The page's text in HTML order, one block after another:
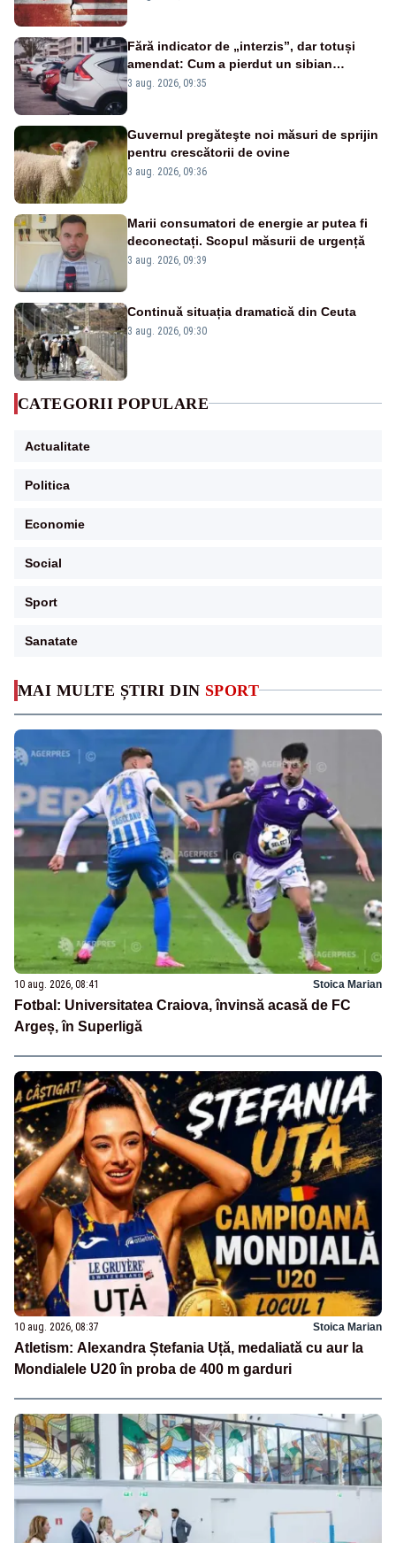
MAI MULTE ȘTIRI DIN SPORT
10 aug. 2026, 08:41 Stoica Marian
Fotbal: Universitatea Craiova, învinsă acasă de FC
Argeș, în Superligă
10 aug. 2026, 08:37 Stoica Marian
Atletism: Alexandra Ștefania Uță, medaliată cu aur la
Mondialele U20 în proba de 400 m garduri
Fără indicator de „interzis”, dar totuși
amendat: Cum a pierdut un sibian
procesul pentru o parcare în centrul
3 aug. 2026, 09:35
Guvernul pregăteşte noi măsuri de sprijin
pentru crescătorii de ovine
3 aug. 2026, 09:36
Marii consumatori de energie ar putea fi
deconectați. Scopul măsurii de urgență
3 aug. 2026, 09:39
Continuă situația dramatică din Ceuta
3 aug. 2026, 09:30
CATEGORII POPULARE
Actualitate
Politica
Economie
Social
Sport
Sanatate